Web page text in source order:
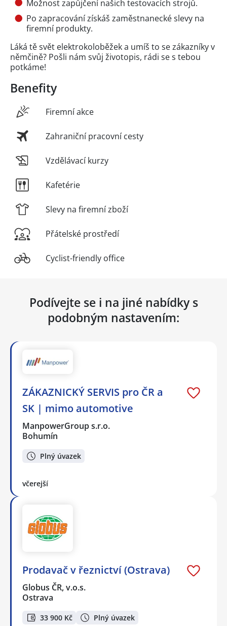
Možnost zapůjčení našich testovacích strojů.
Po zapracování získáš zaměstnanecké slevy na
firemní produkty.
Láká tě svět elektrokoloběžek a umíš to se zákazníky v
němčině? Pošli nám svůj životopis, rádi se s tebou
potkáme!
Benefity
Firemní akce
Zahraniční pracovní cesty
Vzdělávací kurzy
Kafetérie
Slevy na firemní zboží
Přátelské prostředí
Cyclist-friendly office
Podívejte se i na jiné nabídky s
podobným nastavením:
ZÁKAZNICKÝ SERVIS pro ČR a
SK | mimo automotive
ManpowerGroup s.r.o.
Bohumín
Plný úvazek
včerejší
Prodavač v řeznictví (Ostrava)
Globus ČR, v.o.s.
Ostrava
33 900 Kč Plný úvazek